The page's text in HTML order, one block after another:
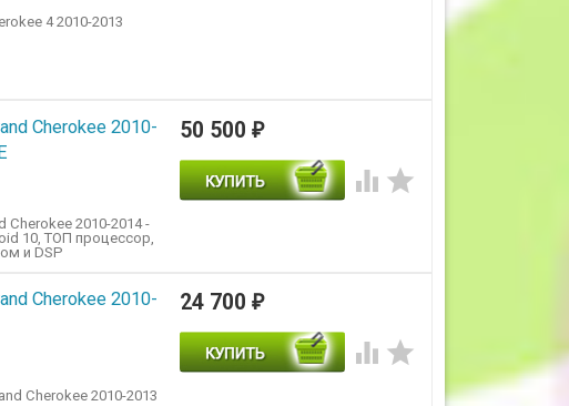
4 2010-2013
Cherokee 2010-
Cherokee 2010-2014 -
10, ТОП процессор,
и DSP
50 500 ₽
 
Cherokee 2010-
Cherokee 2010-2013
24 700 ₽
 